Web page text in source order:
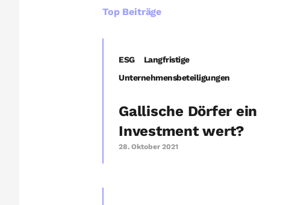
Top Beiträge
ESG
Langfristige
Unternehmensbeteiligungen
Gallische Dörfer ein
Investment wert?
28. Oktober 2021